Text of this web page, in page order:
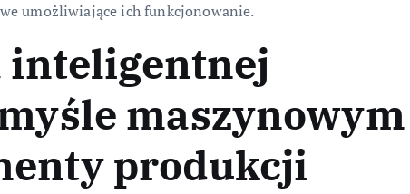
umożliwiające ich funkcjonowanie.
maszynowym
produkcji